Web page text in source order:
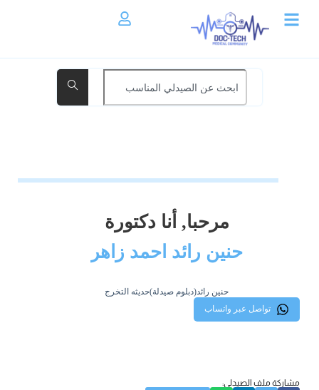
مرحبا, أنا دكتورة
حنين رائد احمد زاهر
حنين رائد(دبلوم صيدلة)حديثه التخرج
تواصل عبر واتساب
مشاركة ملف الصيدلي: